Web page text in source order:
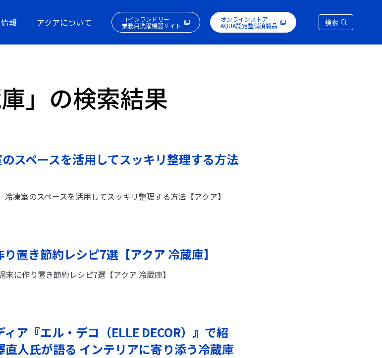
報 アクアについて コインランドリー
業務用洗濯機器サイト
オンラインストア
AQUA認定整備済製品 検索
庫」の検索結果
スペースを活用してスッキリ整理する方法
冷凍室のスペースを活用してスッキリ整理する方法【アクア】
置き節約レシピ7選【アクア 冷蔵庫】
末に作り置き節約レシピ7選【アクア 冷蔵庫】
ア『エル・デコ（ELLE DECOR）』で紹
人氏が語る インテリアに寄り添う冷蔵庫